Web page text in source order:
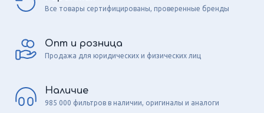
Все товары сертифицированы, проверенные бренды
Опт и розница
Продажа для юридических и физических лиц
Наличие
985 000 фильтров в наличии, оригиналы и аналоги